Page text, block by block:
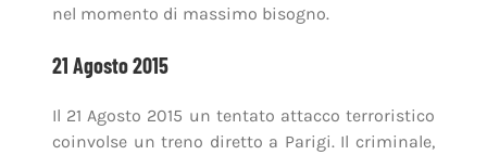
nel momento di massimo bisogno.
21 Agosto 2015
Il 21 Agosto 2015 un tentato attacco terroristico
coinvolse un treno diretto a Parigi. Il criminale,